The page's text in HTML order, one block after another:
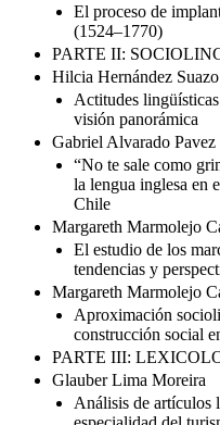
El proceso de
(1524–1770)
PARTE II:
Hilcia Hernández Suazo
Actitudes
visión panorámica
Gabriel Alvarado Pavez
“No te sale como
la lengua inglesa en
Chile
Margareth Marmolejo
El estudio de los
tendencias y
Margareth Marmolejo
Aproximación
construcción social
PARTE III:
Glauber Lima Moreira
Análisis de artículos